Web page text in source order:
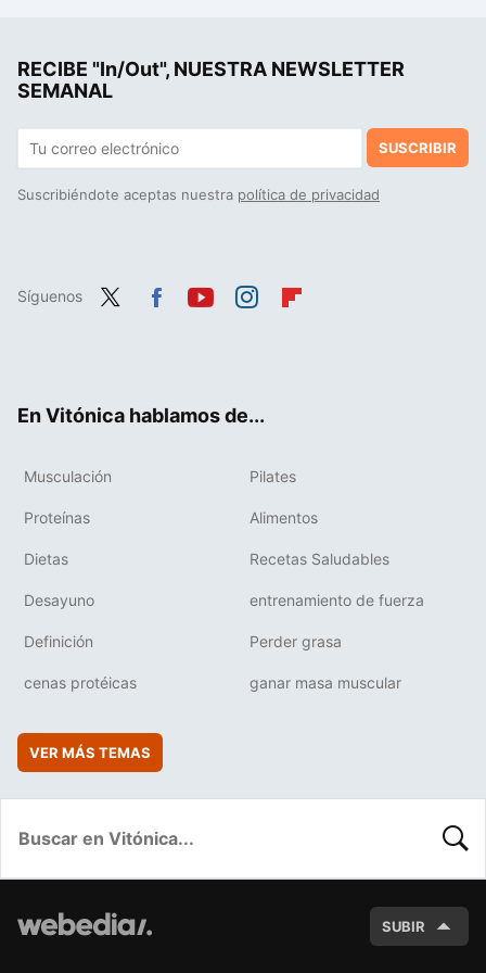
RECIBE "In/Out", NUESTRA NEWSLETTER
SEMANAL
SUSCRIBIR
Suscribiéndote aceptas nuestra política de privacidad
Síguenos
En Vitónica hablamos de...
Musculación Pilates
Proteínas Alimentos
Dietas Recetas Saludables
Desayuno entrenamiento de fuerza
Definición Perder grasa
cenas protéicas ganar masa muscular
VER MÁS TEMAS
SUBIR